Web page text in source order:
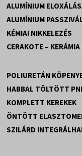
ALUMÍNIUM
ALUMÍNIUM
KÉMIAI NIKKELEZÉS
CERAKOTE –
POLIURETÁN
HABBAL TÖLTÖTT
KOMPLETT KEREKEK
ÖNTÖTT
SZILÁRD